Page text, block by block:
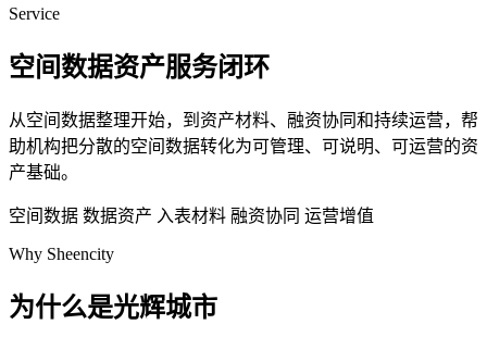
Service
空间数据资产服务闭环
从空间数据整理开始，到资产材料、融资协同和持续运营，帮
助机构把分散的空间数据转化为可管理、可说明、可运营的资
产基础。
空间数据 数据资产 入表材料 融资协同 运营增值
Why Sheencity
为什么是光辉城市